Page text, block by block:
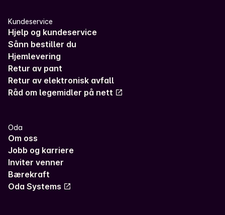
Kundeservice
Hjelp og kundeservice
Sånn bestiller du
Hjemlevering
Retur av pant
Retur av elektronisk avfall
Råd om legemidler på nett
Oda
Om oss
Jobb og karriere
Inviter venner
Bærekraft
Oda Systems